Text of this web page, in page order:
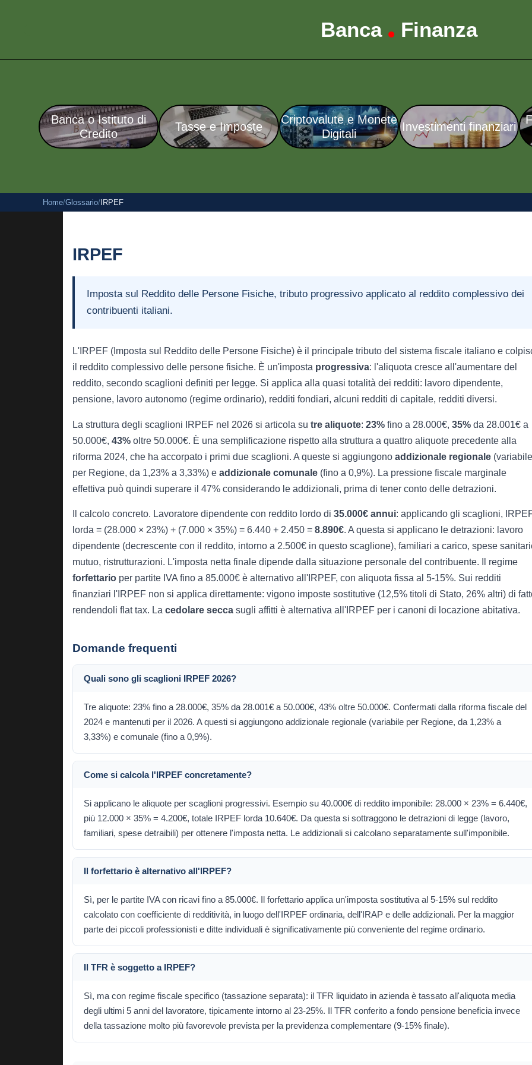
Banca • Finanza
Banca o Istituto di
Credito
Tasse e Imposte
Criptovalute e Monete
Digitali
Investimenti finanziari
Home/Glossario/ IRPEF
IRPEF
Imposta sul Reddito delle Persone Fisiche, tributo progressivo applicato al reddito complessivo dei
contribuenti italiani.
L'IRPEF (Imposta sul Reddito delle Persone Fisiche) è il principale tributo del sistema fiscale italiano e
il reddito complessivo delle persone fisiche. È un'imposta progressiva: l'aliquota cresce all'aumentare del
reddito, secondo scaglioni definiti per legge. Si applica alla quasi totalità dei redditi: lavoro dipendente,
pensione, lavoro autonomo (regime ordinario), redditi fondiari, alcuni redditi di capitale, redditi diversi.
La struttura degli scaglioni IRPEF nel 2026 si articola su tre aliquote: 23% fino a 28.000€, 35% da 28.001€ a
50.000€, 43% oltre 50.000€. È una semplificazione rispetto alla struttura a quattro aliquote precedente alla
riforma 2024, che ha accorpato i primi due scaglioni. A queste si aggiungono addizionale regionale (variabile
per Regione, da 1,23% a 3,33%) e addizionale comunale (fino a 0,9%). La pressione fiscale marginale
effettiva può quindi superare il 47% considerando le addizionali, prima di tener conto delle detrazioni.
Il calcolo concreto. Lavoratore dipendente con reddito lordo di 35.000€ annui: applicando gli scaglioni,
lorda = (28.000 × 23%) + (7.000 × 35%) = 6.440 + 2.450 = 8.890€. A questa si applicano le detrazioni: lavoro
dipendente (decrescente con il reddito, intorno a 2.500€ in questo scaglione), familiari a carico, spese
mutuo, ristrutturazioni. L'imposta netta finale dipende dalla situazione personale del contribuente. Il regime
forfettario per partite IVA fino a 85.000€ è alternativo all'IRPEF, con aliquota fissa al 5-15%. Sui redditi
finanziari l'IRPEF non si applica direttamente: vigono imposte sostitutive (12,5% titoli di Stato, 26% altri) di
rendendoli flat tax. La cedolare secca sugli affitti è alternativa all'IRPEF per i canoni di locazione abitativa.
Domande frequenti
Quali sono gli scaglioni IRPEF 2026?
Tre aliquote: 23% fino a 28.000€, 35% da 28.001€ a 50.000€, 43% oltre 50.000€. Confermati dalla riforma fiscale del
2024 e mantenuti per il 2026. A questi si aggiungono addizionale regionale (variabile per Regione, da 1,23% a
3,33%) e comunale (fino a 0,9%).
Come si calcola l'IRPEF concretamente?
Si applicano le aliquote per scaglioni progressivi. Esempio su 40.000€ di reddito imponibile: 28.000 × 23% = 6.440€,
più 12.000 × 35% = 4.200€, totale IRPEF lorda 10.640€. Da questa si sottraggono le detrazioni di legge (lavoro,
familiari, spese detraibili) per ottenere l'imposta netta. Le addizionali si calcolano separatamente sull'imponibile.
Il forfettario è alternativo all'IRPEF?
Sì, per le partite IVA con ricavi fino a 85.000€. Il forfettario applica un'imposta sostitutiva al 5-15% sul reddito
calcolato con coefficiente di redditività, in luogo dell'IRPEF ordinaria, dell'IRAP e delle addizionali. Per la maggior
parte dei piccoli professionisti e ditte individuali è significativamente più conveniente del regime ordinario.
Il TFR è soggetto a IRPEF?
Sì, ma con regime fiscale specifico (tassazione separata): il TFR liquidato in azienda è tassato all'aliquota media
degli ultimi 5 anni del lavoratore, tipicamente intorno al 23-25%. Il TFR conferito a fondo pensione beneficia invece
della tassazione molto più favorevole prevista per la previdenza complementare (9-15% finale).